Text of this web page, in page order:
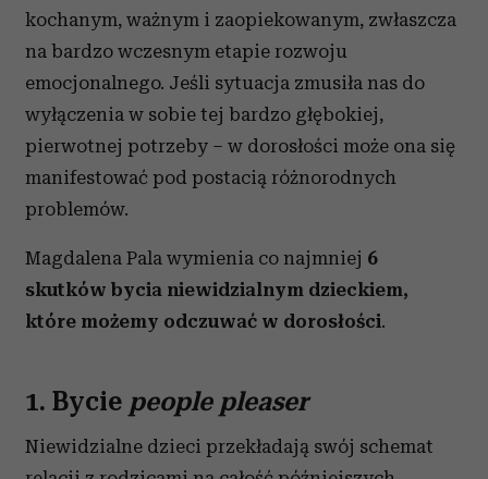
kochanym, ważnym i zaopiekowanym, zwłaszcza
na bardzo wczesnym etapie rozwoju
emocjonalnego. Jeśli sytuacja zmusiła nas do
wyłączenia w sobie tej bardzo głębokiej,
pierwotnej potrzeby – w dorosłości może ona się
manifestować pod postacią różnorodnych
problemów.
Magdalena Pala wymienia co najmniej 6
skutków bycia niewidzialnym dzieckiem,
które możemy odczuwać w dorosłości.
1. Bycie people pleaser
Niewidzialne dzieci przekładają swój schemat